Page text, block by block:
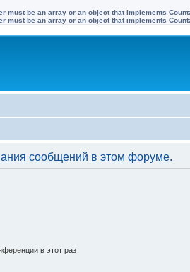
must be an array or an object that implements
must be an array or an object that implements
сообщений в этом форуме.
в этот раз